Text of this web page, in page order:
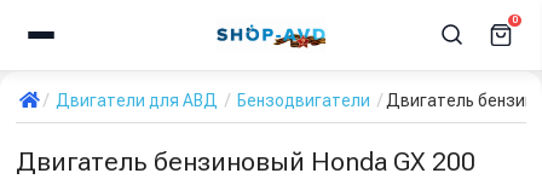
0
Двигатели для АВД Бензодвигатели Двигатель
Двигатель бензиновый Honda GX 200